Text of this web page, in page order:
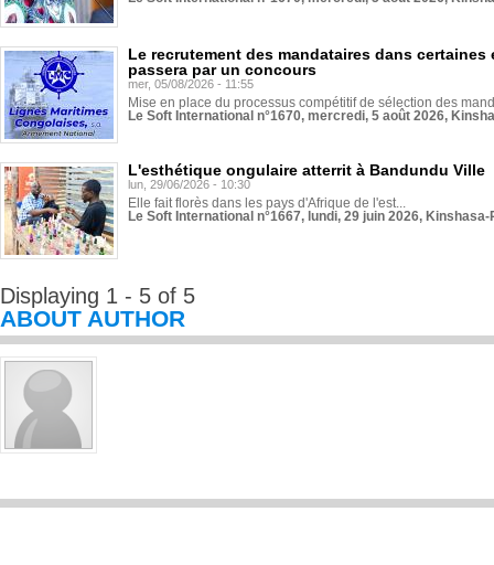
Le recrutement des mandataires dans
passera par un concours
mer, 05/08/2026 - 11:55
Mise en place du processus compétitif de sélection des
Le Soft International n°1670, mercredi, 5 août 2026,
L'esthétique ongulaire atterrit à Bandundu Ville
lun, 29/06/2026 - 10:30
Elle fait florès dans les pays d'Afrique de l'est...
Le Soft International n°1667, lundi, 29 juin 2026,
Displaying 1 - 5 of 5
ABOUT AUTHOR